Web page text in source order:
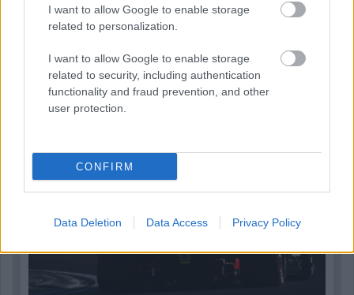
I want to allow Google to enable storage
related to personalization.
I want to allow Google to enable storage
related to security, including authentication
functionality and fraud prevention, and other
user protection.
CONFIRM
Data Deletion Data Access Privacy Policy
3 napja
Idén már nem hoz több ADUO-motorfejlesztést az Audi